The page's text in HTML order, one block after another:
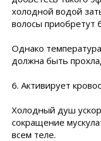
холодной водой
волосы приобретут
Однако
должна быть
6. Активирует
Холодный душ
сокращение
всем теле.